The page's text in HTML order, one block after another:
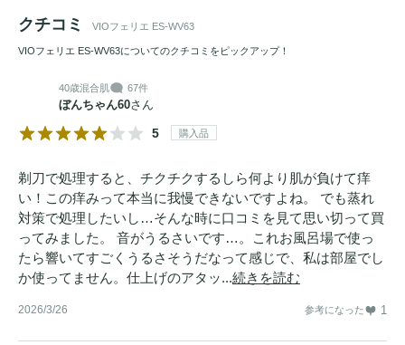
クチコミ VIOフェリエ ES-WV63
VIOフェリエ ES-WV63についてのクチコミをピックアップ！
40歳混合肌 67件
ぼんちゃん60さん
5 購入品
剃刀で処理すると、チクチクするしら何より肌が負けて痒
い！この痒みって本当に我慢できないですよね。 でも蒸れ
対策で処理したいし…そんな時に口コミを見て思い切って買
ってみました。 音がうるさいです…。これお風呂場で使っ
たら響いてすごくうるさそうだなって感じで、私は部屋でし
か使ってません。仕上げのアタッ...続きを読む
2026/3/26 参考になった 1